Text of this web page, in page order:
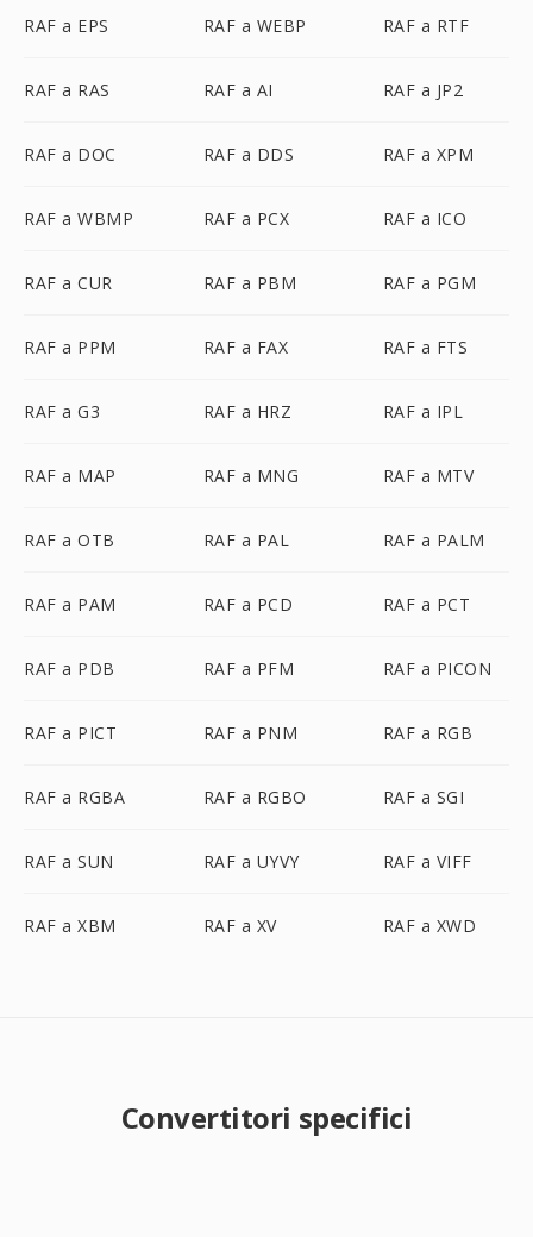
RAF a EPS RAF a WEBP RAF a RTF
RAF a RAS RAF a AI RAF a JP2
RAF a DOC RAF a DDS RAF a XPM
RAF a WBMP RAF a PCX RAF a ICO
RAF a CUR RAF a PBM RAF a PGM
RAF a PPM RAF a FAX RAF a FTS
RAF a G3 RAF a HRZ RAF a IPL
RAF a MAP RAF a MNG RAF a MTV
RAF a OTB RAF a PAL RAF a PALM
RAF a PAM RAF a PCD RAF a PCT
RAF a PDB RAF a PFM RAF a PICON
RAF a PICT RAF a PNM RAF a RGB
RAF a RGBA RAF a RGBO RAF a SGI
RAF a SUN RAF a UYVY RAF a VIFF
RAF a XBM RAF a XV RAF a XWD
Convertitori specifici